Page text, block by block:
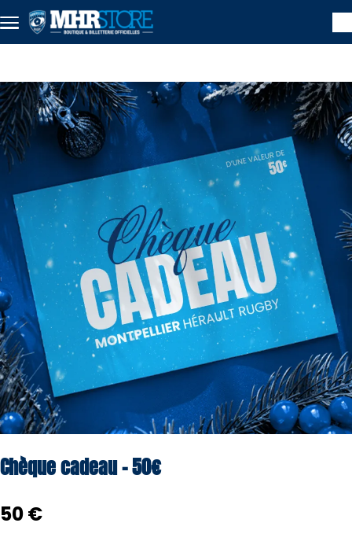
Aller au contenu principal
Chèque cadeau - 50€
50 €